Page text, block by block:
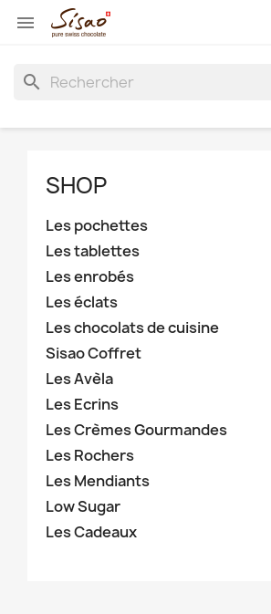

search
SHOP
Les pochettes
Les tablettes
Les enrobés
Les éclats
Les chocolats de cuisine
Sisao Coffret
Les Avèla
Les Ecrins
Les Crèmes Gourmandes
Les Rochers
Les Mendiants
Low Sugar
Les Cadeaux